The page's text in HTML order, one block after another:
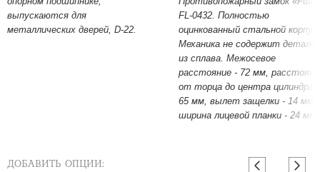
выпускаются для
металлических дверей, D-22.
FL-0432. Полностью
оцинкованный стальной корпус.
Механика не содержит деталей
из сплава. Межосевое
расстояние - 72 мм,
от торца до центра цилиндра -
65 мм, вылет защелки - 14 мм,
ширина лицевой планки - 24 мм.
ДОБАВИТЬ ОПЦИИ: